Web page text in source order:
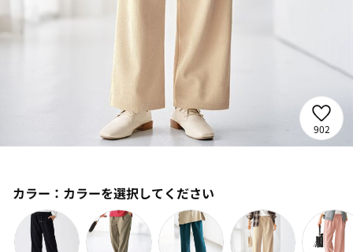
902
カラー： カラーを選択してください